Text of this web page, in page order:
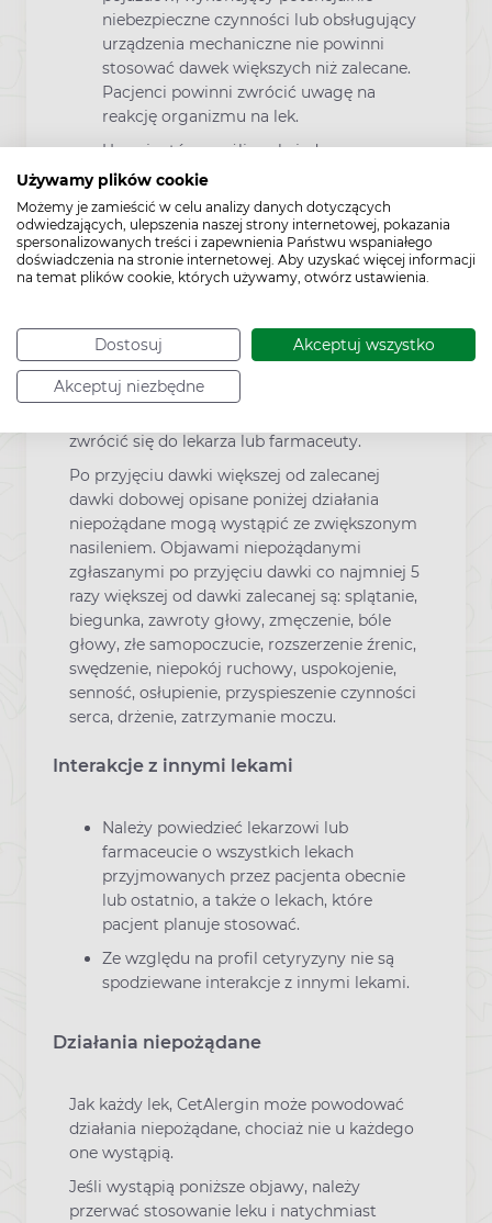
Używamy plików cookie
Możemy je zamieścić w celu analizy danych dotyczących
odwiedzających, ulepszenia naszej strony internetowej, pokazania
spersonalizowanych treści i zapewnienia Państwu wspaniałego
doświadczenia na stronie internetowej. Aby uzyskać więcej informacji
na temat plików cookie, których używamy, otwórz ustawienia.
Dostosuj Akceptuj wszystko
Akceptuj niezbędne
niebezpieczne czynności lub obsługujący
urządzenia mechaniczne nie powinni
stosować dawek większych niż zalecane.
Pacjenci powinni zwrócić uwagę na
reakcję organizmu na lek.
U pacjentów wrażliwych, jednoczesne
stosowanie cetyryzyny z alkoholem lub
lekami o działaniu hamującym na
ośrodkowy układ nerwowy, może nasilać
wpływ leku na zdolność reagowania i
koncentracji.
Dodatkowe informacje
W razie zastosowania większej niż zalecana
zwrócić się do lekarza lub farmaceuty.
Po przyjęciu dawki większej od zalecanej
dawki dobowej opisane poniżej działania
niepożądane mogą wystąpić ze zwiększonym
nasileniem. Objawami niepożądanymi
zgłaszanymi po przyjęciu dawki co najmniej 5
razy większej od dawki zalecanej są: splątanie,
biegunka, zawroty głowy, zmęczenie, bóle
głowy, złe samopoczucie, rozszerzenie źrenic,
swędzenie, niepokój ruchowy, uspokojenie,
senność, osłupienie, przyspieszenie czynności
serca, drżenie, zatrzymanie moczu.
Interakcje z innymi lekami
Należy powiedzieć lekarzowi lub
farmaceucie o wszystkich lekach
przyjmowanych przez pacjenta obecnie
lub ostatnio, a także o lekach, które
pacjent planuje stosować.
Ze względu na profil cetyryzyny nie są
spodziewane interakcje z innymi lekami.
Działania niepożądane
Jak każdy lek, CetAlergin może powodować
działania niepożądane, chociaż nie u każdego
one wystąpią.
Jeśli wystąpią poniższe objawy, należy
przerwać stosowanie leku i natychmiast